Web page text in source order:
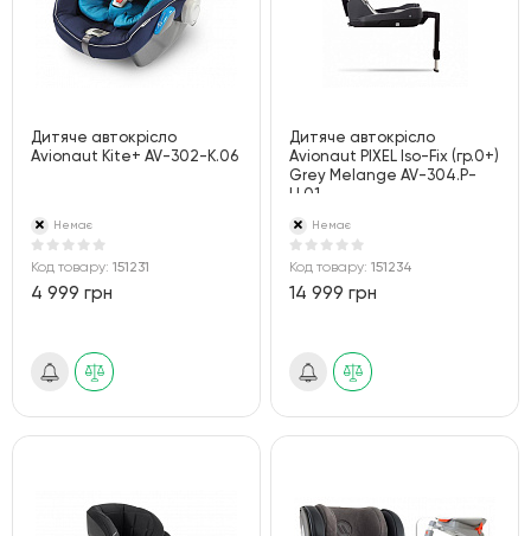
Дитяче автокрісло
Avionaut Kite+ AV-302-K.06
Немає
Код товару: 151231
4 999 грн
Дитяче автокрісло
Avionaut PIXEL Iso-Fix (гр.0+)
Grey Melange AV-304.P-
U.01
Немає
Код товару:151234
14 999 грн